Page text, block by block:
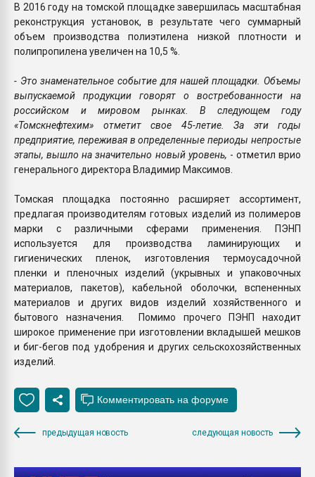
В 2016 году на томской площадке завершилась масштабная
реконструкция установок, в результате чего суммарный
объем производства полиэтилена низкой плотности и
полипропилена увеличен на 10,5 %.
- Это знаменательное событие для нашей площадки. Объемы
выпускаемой продукции говорят о востребованности на
российском и мировом рынках. В следующем году
«Томскнефтехим» отметит свое 45-летие. За эти годы
предприятие, переживая в определенные периоды непростые
этапы, вышло на значительно новый уровень, - отметил врио
генерального директора Владимир Максимов.
Томская площадка постоянно расширяет ассортимент,
предлагая производителям готовых изделий из полимеров
марки с различными сферами применения. ПЭНП
используется для производства ламинирующих и
гигиенических пленок, изготовления термоусадочной
пленки и пленочных изделий (укрывных и упаковочных
материалов, пакетов), кабельной оболочки, вспененных
материалов и других видов изделий хозяйственного и
бытового назначения. Помимо прочего ПЭНП находит
широкое применение при изготовлении вкладышей мешков
и биг-бегов под удобрения и других сельскохозяйственных
изделий.
предыдущая новость следующая новость